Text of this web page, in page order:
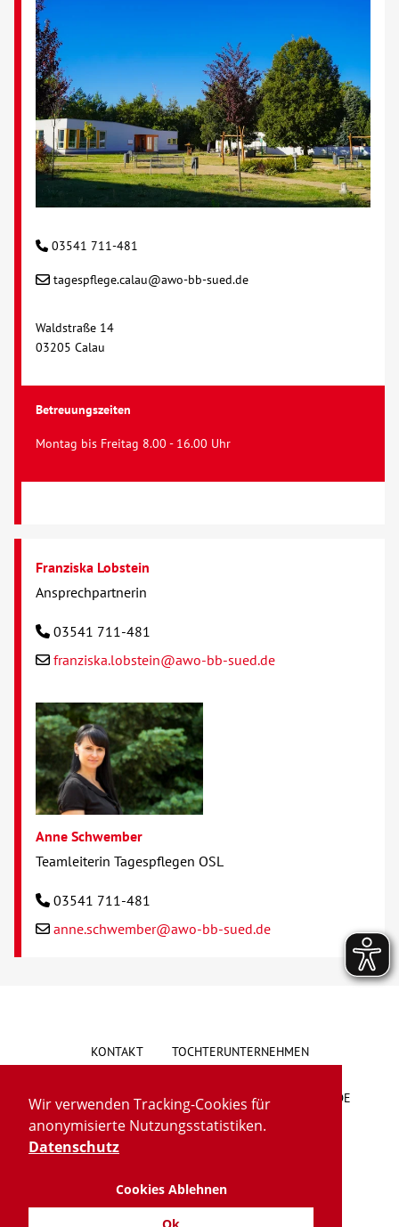
Wir verwenden Tracking-Cookies für
anonymisierte Nutzungsstatistiken.
Datenschutz
Cookies Ablehnen
Kontakt
AWO BB Süd
03541 711-481
tagespflege.calau@awo-bb-sued.de
Waldstraße 14
03205 Calau
Betreuungszeiten
Montag bis Freitag 8.00 - 16.00 Uhr
Franziska Lobstein
Ansprechpartnerin
03541 711-481
franziska.lobstein@awo-bb-sued.de
Anne Schwember
Teamleiterin Tagespflegen OSL
03541 711-481
anne.schwember@awo-bb-sued.de
KONTAKT TOCHTERUNTERNEHMEN
HINWEISGEBERSYSTEM VORSCHLAG/BESCHWERDE
LIEFERKETTENGESETZ
IMPRESSUM DATENSCHUTZ